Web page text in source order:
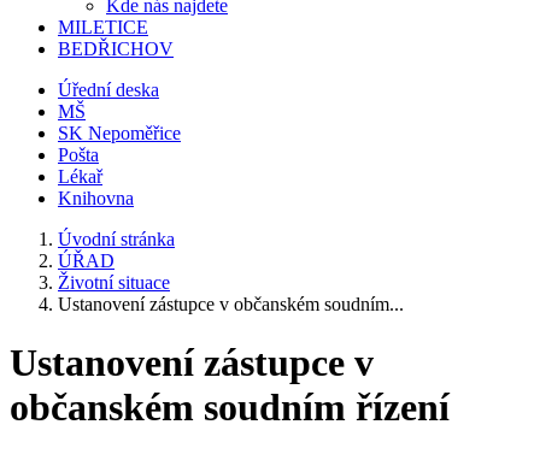
Kde nás najdete
MILETICE
BEDŘICHOV
Úřední deska
MŠ
SK Nepoměřice
Pošta
Lékař
Knihovna
Úvodní stránka
ÚŘAD
Životní situace
Ustanovení zástupce v občanském soudním...
Ustanovení zástupce v
občanském soudním řízení